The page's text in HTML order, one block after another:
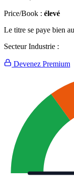
Price/Book : élevé
Le titre se paye bien
Secteur Industrie :
Devenez Premium